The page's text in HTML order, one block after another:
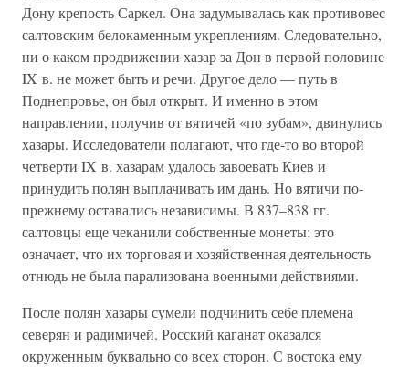
Дону крепость Саркел. Она задумывалась как противовес
салтовским белокаменным укреплениям. Следовательно,
ни о каком продвижении хазар за Дон в первой половине
IX в. не может быть и речи. Другое дело — путь в
Поднепровье, он был открыт. И именно в этом
направлении, получив от вятичей «по зубам», двинулись
хазары. Исследователи полагают, что где-то во второй
четверти IX в. хазарам удалось завоевать Киев и
принудить полян выплачивать им дань. Но вятичи по-
прежнему оставались независимы. В 837–838 гг.
салтовцы еще чеканили собственные монеты: это
означает, что их торговая и хозяйственная деятельность
отнюдь не была парализована военными действиями.
После полян хазары сумели подчинить себе племена
северян и радимичей. Росский каганат оказался
окруженным буквально со всех сторон. С востока ему